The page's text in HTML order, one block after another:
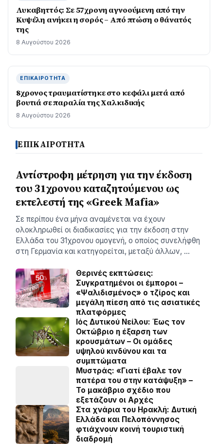
Λυκαβηττός: Σε 57χρονη αγνοούμενη από την
Κυψέλη ανήκει η σορός – Από πτώση ο θάνατός
της
8 Αυγούστου 2026
ΕΠΙΚΑΙΡΌΤΗΤΑ
8χρονος τραυματίστηκε στο κεφάλι μετά από
βουτιά σε παραλία της Χαλκιδικής
8 Αυγούστου 2026
ΕΠΙΚΑΙΡΟΤΗΤΑ
Αντίστροφη μέτρηση για την έκδοση
του 31χρονου καταζητούμενου ως
εκτελεστή της «Greek Mafia»
Σε περίπου ένα μήνα αναμένεται να έχουν
ολοκληρωθεί οι διαδικασίες για την έκδοση στην
Ελλάδα του 31χρονου ομογενή, ο οποίος συνελήφθη
στη Γερμανία και κατηγορείται, μεταξύ άλλων, …
Θερινές εκπτώσεις:
Συγκρατημένοι οι έμποροι –
«Ψαλιδισμένος» ο τζίρος και
μεγάλη πίεση από τις ασιατικές
πλατφόρμες
Ιός Δυτικού Νείλου: Έως τον
Οκτώβριο η έξαρση των
κρουσμάτων – Οι ομάδες
υψηλού κινδύνου και τα
συμπτώματα
Μυστράς: «Γιατί έβαλε τον
πατέρα του στην κατάψυξη» –
Το μακάβριο σχέδιο που
εξετάζουν οι Αρχές
Στα χνάρια του Ηρακλή: Δυτική
Ελλάδα και Πελοπόννησος
φτιάχνουν κοινή τουριστική
διαδρομή